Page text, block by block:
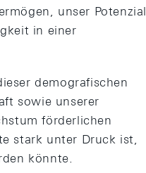
unser Potenzial
in einer
demografischen
sowie unserer
förderlichen
stark unter Druck ist,
könnte.